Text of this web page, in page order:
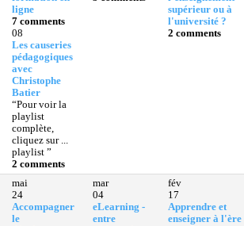
ligne
7 comments
08
Les causeries
pédagogiques
avec
Christophe
Batier
“Pour voir la
playlist
complète,
cliquez sur ...
playlist ”
2 comments
supérieur ou à
l'université ?
2 comments
mai
24
Accompagner
le
mar
04
eLearning -
entre
fév
17
Apprendre et
enseigner à l'ère